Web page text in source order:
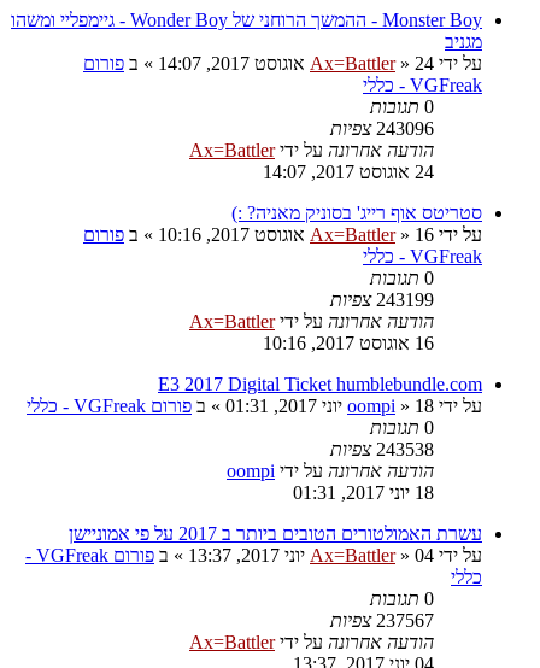
Monster Boy - ההמשך הרוחני של Wonder Boy - גיימפליי ומשהו
מגניב
על ידי
Ax=Battler» 24 אוגוסט 2017, 14:07 » ב פורום
VGFreak - כללי
0 תגובות
243096 צפיות
הודעה אחרונה על ידיAx=Battler
24 אוגוסט 2017, 14:07
סטריטס אוף רייג' בסוניק מאניה? :)
על ידי
Ax=Battler» 16 אוגוסט 2017, 10:16 » ב פורום
VGFreak - כללי
0 תגובות
243199 צפיות
הודעה אחרונה על ידיAx=Battler
16 אוגוסט 2017, 10:16
E3 2017 Digital Ticket humblebundle.com
על ידי
oompi » 18 יוני 2017, 01:31 » ב פורום VGFreak - כללי
0 תגובות
243538 צפיות
הודעה אחרונה על ידי oompi
18 יוני 2017, 01:31
עשרת האמולטורים הטובים ביותר ב 2017 על פי אמוניישן
על ידי
Ax=Battler» 04 יוני 2017, 13:37 » ב
פורום VGFreak -
כללי
0 תגובות
237567 צפיות
הודעה אחרונה על ידיAx=Battler